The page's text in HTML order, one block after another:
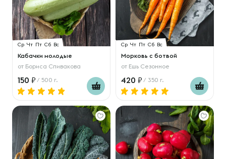
Ср Чт Пт Сб Вс
Кабачки молодые
от Бориса Спивакова
150 / 500 г.
Ср Чт Пт Сб Вс
Морковь с ботвой
от Ешь Сезонное
420 / 350 г.